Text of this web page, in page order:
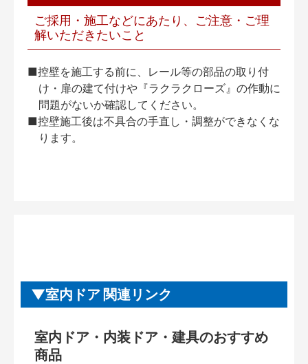
ご採用・施工などにあたり、ご注意・ご理
解いただきたいこと
■控壁を施工する前に、レール等の部品の取り付
け・扉の建て付けや『ラクラクローズ』の作動に
問題がないか確認してください。
■控壁施工後は不具合の手直し・調整ができなくな
ります。
室内ドア 関連リンク
室内ドア・内装ドア・建具のおすすめ
商品